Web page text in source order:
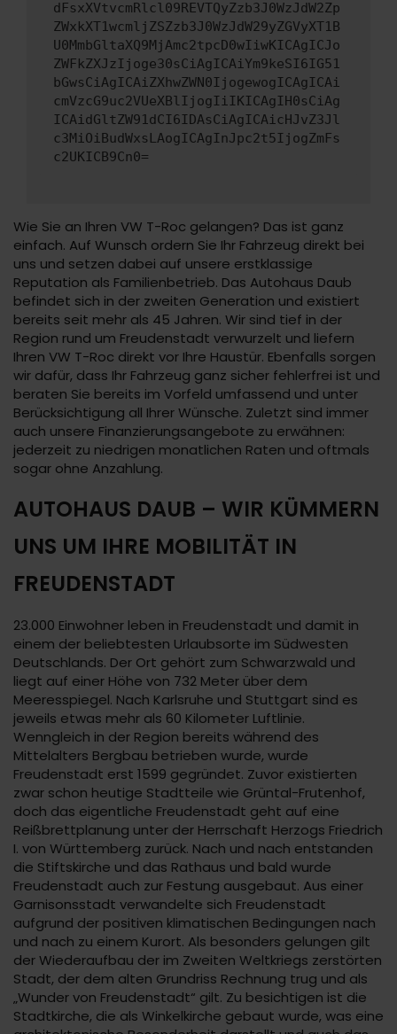
dFsxXVtvcmRlcl09REVTQyZzb3J0WzJdW2Zp
ZWxkXT1wcmljZSZzb3J0WzJdW29yZGVyXT1B
U0MmbGltaXQ9MjAmc2tpcD0wIiwKICAgICJo
ZWFkZXJzIjoge30sCiAgICAiYm9keSI6IG51
bGwsCiAgICAiZXhwZWN0IjogewogICAgICAi
cmVzcG9uc2VUeXBlIjogIiIKICAgIH0sCiAg
ICAidGltZW91dCI6IDAsCiAgICAicHJvZ3Jl
c3MiOiBudWxsLAogICAgInJpc2t5IjogZmFs
c2UKICB9Cn0=
Wie Sie an Ihren VW T-Roc gelangen? Das ist ganz
einfach. Auf Wunsch ordern Sie Ihr Fahrzeug direkt bei
uns und setzen dabei auf unsere erstklassige
Reputation als Familienbetrieb. Das Autohaus Daub
befindet sich in der zweiten Generation und existiert
bereits seit mehr als 45 Jahren. Wir sind tief in der
Region rund um Freudenstadt verwurzelt und liefern
Ihren VW T-Roc direkt vor Ihre Haustür. Ebenfalls sorgen
wir dafür, dass Ihr Fahrzeug ganz sicher fehlerfrei ist und
beraten Sie bereits im Vorfeld umfassend und unter
Berücksichtigung all Ihrer Wünsche. Zuletzt sind immer
auch unsere Finanzierungsangebote zu erwähnen:
jederzeit zu niedrigen monatlichen Raten und oftmals
sogar ohne Anzahlung.
AUTOHAUS DAUB – WIR KÜMMERN
UNS UM IHRE MOBILITÄT IN
FREUDENSTADT
23.000 Einwohner leben in Freudenstadt und damit in
einem der beliebtesten Urlaubsorte im Südwesten
Deutschlands. Der Ort gehört zum Schwarzwald und
liegt auf einer Höhe von 732 Meter über dem
Meeresspiegel. Nach Karlsruhe und Stuttgart sind es
jeweils etwas mehr als 60 Kilometer Luftlinie.
Wenngleich in der Region bereits während des
Mittelalters Bergbau betrieben wurde, wurde
Freudenstadt erst 1599 gegründet. Zuvor existierten
zwar schon heutige Stadtteile wie Grüntal-Frutenhof,
doch das eigentliche Freudenstadt geht auf eine
Reißbrettplanung unter der Herrschaft Herzogs Friedrich
I. von Württemberg zurück. Nach und nach entstanden
die Stiftskirche und das Rathaus und bald wurde
Freudenstadt auch zur Festung ausgebaut. Aus einer
Garnisonsstadt verwandelte sich Freudenstadt
aufgrund der positiven klimatischen Bedingungen nach
und nach zu einem Kurort. Als besonders gelungen gilt
der Wiederaufbau der im Zweiten Weltkriegs zerstörten
Stadt, der dem alten Grundriss Rechnung trug und als
„Wunder von Freudenstadt“ gilt. Zu besichtigen ist die
Stadtkirche, die als Winkelkirche gebaut wurde, was eine